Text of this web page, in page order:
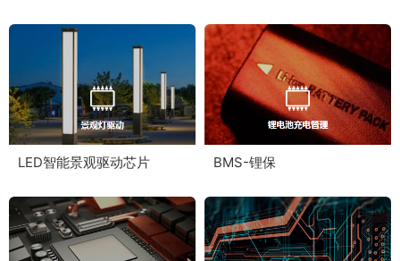
LED智能景观驱动芯片 BMS-锂保